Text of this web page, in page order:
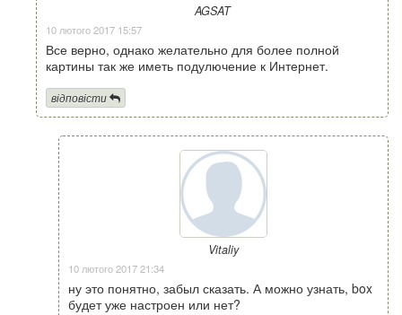
AGSAT
10 лютого 2017 15:57
Все верно, однако желательно для более полной
картины так же иметь подулючение к Интернет.
відповісти
Vitaliy
10 лютого 2017 21:34
ну это понятно, забыл сказать. А можно узнать, box
будет уже настроен или нет?